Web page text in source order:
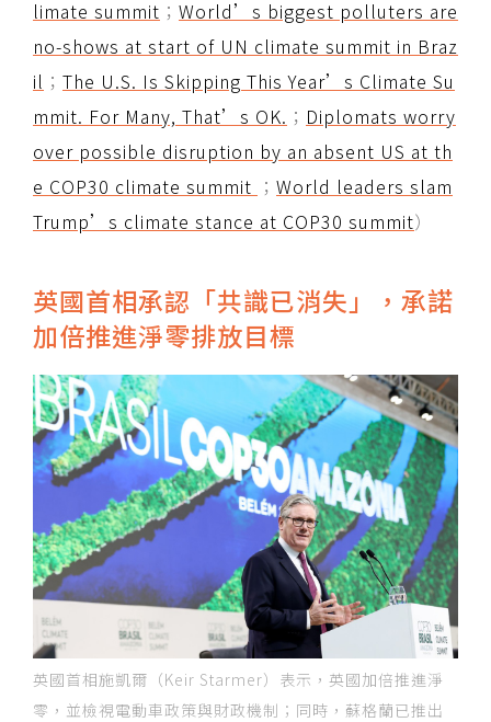
limate summit ； World’s biggest polluters are
no-shows at start of UN climate summit in Braz
il ； The U.S. Is Skipping This Year’s Climate Su
mmit. For Many, That’s OK. ； Diplomats worry
over possible disruption by an absent US at th
e COP30 climate summit ； World leaders slam
Trump’s climate stance at COP30 summit）
英國首相承認「共識已消失」，承諾
加倍推進淨零排放目標
英國首相施凱爾（Keir Starmer）表示，英國加倍推進淨
零，並檢視電動車政策與財政機制；同時，蘇格蘭已推出